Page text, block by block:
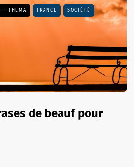
- THEMA FRANCE SOCIÉTÉ
de beauf pour